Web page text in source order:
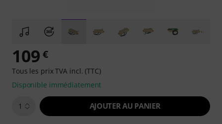
109 €
Tous les prix TVA incl. (TTC)
Disponible immédiatement
1 AJOUTER AU PANIER